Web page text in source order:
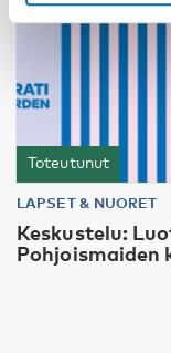
Toteutunut
LAPSET & NUORET
Keskustelu:
Pohjoismaiden